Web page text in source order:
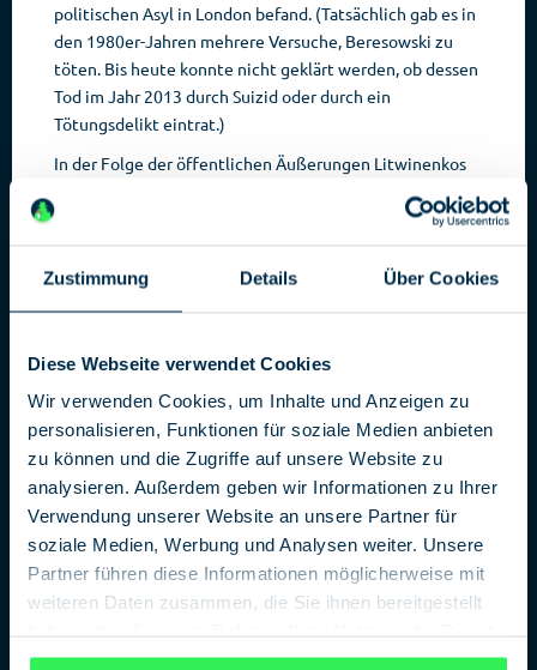
Zustimmung Details Über Cookies
Diese Webseite verwendet Cookies
Wir verwenden Cookies, um Inhalte und Anzeigen zu
personalisieren, Funktionen für soziale Medien anbieten
zu können und die Zugriffe auf unsere Website zu
analysieren. Außerdem geben wir Informationen zu Ihrer
Verwendung unserer Website an unsere Partner für
soziale Medien, Werbung und Analysen weiter. Unsere
Partner führen diese Informationen möglicherweise mit
weiteren Daten zusammen, die Sie ihnen bereitgestellt
gesammelt haben.Datenschutzerklärung
politischen Asyl in London befand. (Tatsächlich gab es in
den 1980er-Jahren mehrere Versuche, Beresowski zu
töten. Bis heute konnte nicht geklärt werden, ob dessen
Tod im Jahr 2013 durch Suizid oder durch ein
Tötungsdelikt eintrat.)
In der Folge der öffentlichen Äußerungen Litwinenkos
kam es zu mehreren Gerichtsverfahren gegen ihn, laut
dessen Aussage unter falschen Anschuldigungen. Als der
beantragte und erhielt er im Jahr 2000 politisches Asyl
Auslandsgeheimdienst MI6 zusammen und ging zudem
in verschiedenen Publikationen mit weiteren Vorwürfen
gegen den FSB an die Öffentlichkeit. Unter anderem
beschuldigte er den FSB, Sprengstoffanschläge auf
russische Zivilisten verübt zu haben. Diese wurden
anschließend tschetschenischen Terroristen angelastet
und dienten als Vorwand für den Zweiten
Tschetschenienkrieg, der 1999–2009 bis zu 80.000
Öffentlichkeitsarbeit, die noch zahlreiche weitere